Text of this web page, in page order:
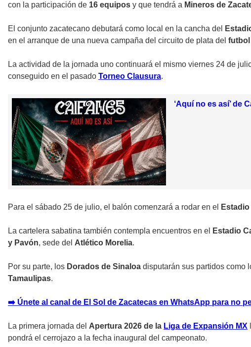
con la participación de 16 equipos y que tendrá a Mineros de
El conjunto zacatecano debutará como local en la cancha del
en el arranque de una nueva campaña del circuito de plata del
La actividad de la jornada uno continuará el mismo viernes 24 de
conseguido en el pasado Torneo Clausura.
‘Aquí no es así’ de
Para el sábado 25 de julio, el balón comenzará a rodar en el
La cartelera sabatina también contempla encuentros en el Estadio
y Pavón, sede del Atlético Morelia.
Por su parte, los Dorados de Sinaloa disputarán sus partidos como
Tamaulipas.
➡️ Únete al canal de El Sol de Zacatecas en WhatsApp para no
La primera jornada del Apertura 2026 de la Liga de Expansión MX
pondrá el cerrojazo a la fecha inaugural del campeonato.